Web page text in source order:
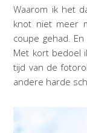
Waarom ik het
knot niet meer
coupe gehad.
Met kort bedoel
tijd van de
andere harde